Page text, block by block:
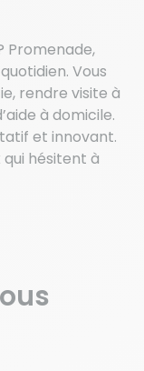
Promenade,
Vous
rendre visite à
à domicile.
et innovant.
hésitent à